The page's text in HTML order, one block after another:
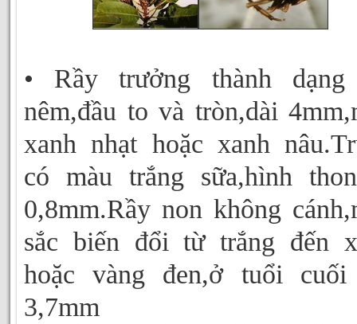
• Rầy trưởng thành
nêm,đầu to và tròn,dài
xanh nhạt hoặc xanh
có màu trắng sữa,hình
0,8mm.Rầy non không
sắc biến đổi từ trắng đến
hoặc vàng đen,ở tuổi cuối
3,7mm